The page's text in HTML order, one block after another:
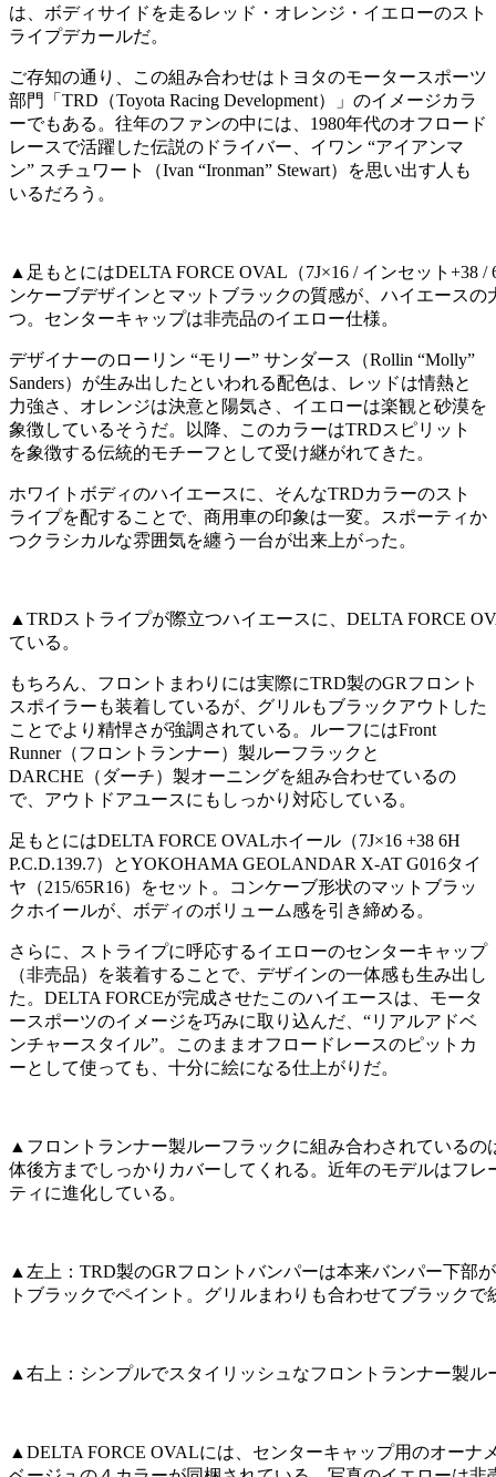
は、ボディサイドを走るレッド・オレンジ・イエローのスト
ライプデカールだ。
ご存知の通り、この組み合わせはトヨタのモータースポーツ
部門「TRD（Toyota Racing Development）」のイメージカラ
ーでもある。往年のファンの中には、1980年代のオフロード
レースで活躍した伝説のドライバー、イワン “アイアンマ
ン” スチュワート（Ivan “Ironman” Stewart）を思い出す人も
いるだろう。
▲足もとにはDELTA FORCE OVAL（7J×16 / インセット+38
ンケーブデザインとマットブラックの質感が、ハイエース
つ。センターキャップは非売品のイエロー仕様。
デザイナーのローリン “モリー” サンダース（Rollin “Molly”
Sanders）が生み出したといわれる配色は、レッドは情熱と
力強さ、オレンジは決意と陽気さ、イエローは楽観と砂漠を
象徴しているそうだ。以降、このカラーはTRDスピリット
を象徴する伝統的モチーフとして受け継がれてきた。
ホワイトボディのハイエースに、そんなTRDカラーのスト
ライプを配することで、商用車の印象は一変。スポーティか
つクラシカルな雰囲気を纏う一台が出来上がった。
▲TRDストライプが際立つハイエースに、DELTA FORCE
ている。
もちろん、フロントまわりには実際にTRD製のGRフロント
スポイラーも装着しているが、グリルもブラックアウトした
ことでより精悍さが強調されている。ルーフにはFront
Runner（フロントランナー）製ルーフラックと
DARCHE（ダーチ）製オーニングを組み合わせているの
で、アウトドアユースにもしっかり対応している。
足もとにはDELTA FORCE OVALホイール（7J×16 +38 6H
P.C.D.139.7）とYOKOHAMA GEOLANDAR X-AT G016タイ
ヤ（215/65R16）をセット。コンケーブ形状のマットブラッ
クホイールが、ボディのボリューム感を引き締める。
さらに、ストライプに呼応するイエローのセンターキャップ
（非売品）を装着することで、デザインの一体感も生み出し
た。DELTA FORCEが完成させたこのハイエースは、モータ
ースポーツのイメージを巧みに取り込んだ、“リアルアドベ
ンチャースタイル”。このままオフロードレースのピットカ
ーとして使っても、十分に絵になる仕上がりだ。
▲フロントランナー製ルーフラックに組み合わされている
体後方までしっかりカバーしてくれる。近年のモデルはフ
ティに進化している。
▲左上：TRD製のGRフロントバンパーは本来バンパー下部
トブラックでペイント。グリルまわりも合わせてブラックで
▲右上：シンプルでスタイリッシュなフロントランナー製ル
▲DELTA FORCE OVALには、センターキャップ用のオーナ